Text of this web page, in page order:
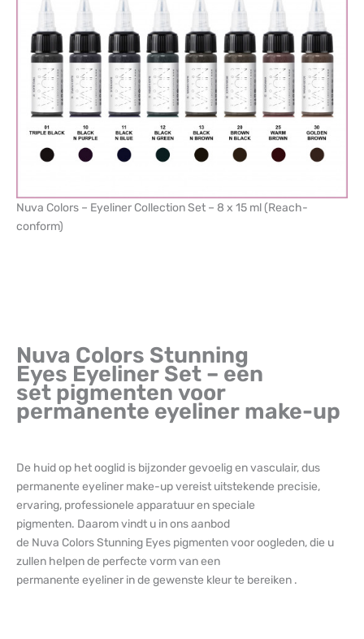
Nuva Colors – Eyeliner Collection Set – 8 x 15 ml (Reach-
conform)
Nuva Colors Stunning
Eyes Eyeliner Set – een
set pigmenten voor
permanente eyeliner make-up
De huid op het ooglid is bijzonder gevoelig en vasculair, dus
permanente eyeliner make-up vereist uitstekende precisie,
ervaring, professionele apparatuur en speciale
pigmenten. Daarom vindt u in ons aanbod
de Nuva Colors Stunning Eyes pigmenten voor oogleden, die u
zullen helpen de perfecte vorm van een
permanente eyeliner in de gewenste kleur te bereiken .